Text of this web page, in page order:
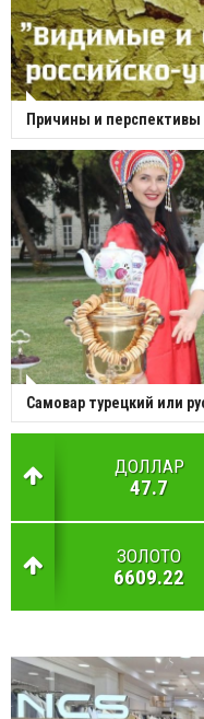
Причины и перспективы
Самовар турецкий или
ДОЛЛАР
47.7
ЗОЛОТО
6609.22